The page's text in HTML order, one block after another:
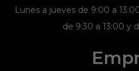
Lunes a jueves de 9:00 a
de 9:30 a 13:00 y